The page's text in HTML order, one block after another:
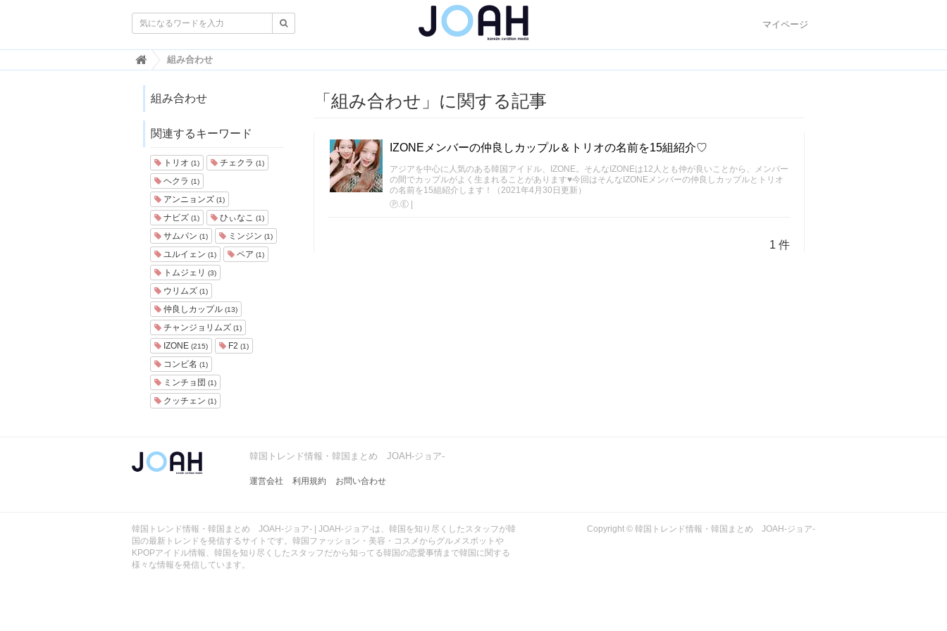
マイページ
韓
国
レ
情
・
韓
国
ま
と
め
J
O
H
ジ
ョ
ア
組み合わせ
組み合わせ
関連するキーワード
トリオ (1) チェクラ (1)
ヘクラ (1)
アンニョンズ (1)
ナビズ (1) ひぃなこ (1)
サムパン (1) ミンジン (1)
ユルイェン (1) ペア (1)
トムジェリ (3)
ウリムズ (1)
仲良しカップル (13)
チャンジョリムズ (1)
IZONE (215) F2 (1)
コンビ名 (1)
ミンチョ団 (1)
クッチェン (1)
「組み合わせ」に関する記事
IZONEメンバーの仲良しカップル＆トリオの名前を15組紹介♡
アジアを中心に人気のある韓国アイドル、IZONE。そんなIZONEは12人とも仲が良いことから、メンバー
の間でカップルがよく生まれることがあります♥今回はそんなIZONEメンバーの仲良しカップルとトリオ
の名前を15組紹介します！（2021年4月30日更新）
Ⓟ.Ⓔ|
1 件
韓国トレンド情報・韓国まとめ JOAH-ジョア-
運営会社 利用規約 お問い合わせ
韓国トレンド情報・韓国まとめ JOAH-ジョア- | JOAH-ジョア-は、韓国を知り尽くしたスタッフが韓
国の最新トレンドを発信するサイトです。韓国ファッション・美容・コスメからグルメスポットや
KPOPアイドル情報、韓国を知り尽くしたスタッフだから知ってる韓国の恋愛事情まで韓国に関する
様々な情報を発信しています。
Copyright © 韓国トレンド情報・韓国まとめ JOAH-ジョア-